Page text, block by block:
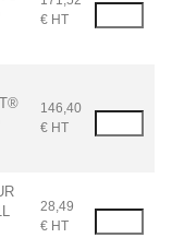
€ HT
146,40
€ HT
28,49
€ HT